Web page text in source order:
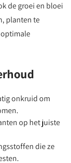
de groei en bloei
planten te
onkruid om
op het juiste
die ze